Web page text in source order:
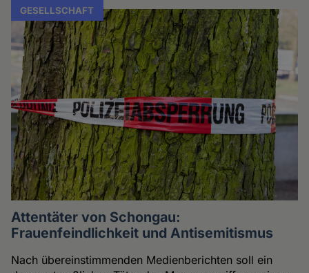
GESELLSCHAFT
Attentäter von Schongau:
Frauenfeindlichkeit und Antisemitismus
Nach übereinstimmenden Medienberichten soll ein